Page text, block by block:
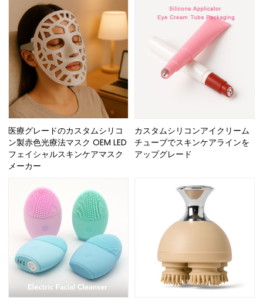
医療グレードのカスタムシリコ
ン製赤色光療法マスク OEM LED
フェイシャルスキンケアマスク
メーカー
カスタムシリコンアイクリーム
チューブでスキンケアラインを
アップグレード